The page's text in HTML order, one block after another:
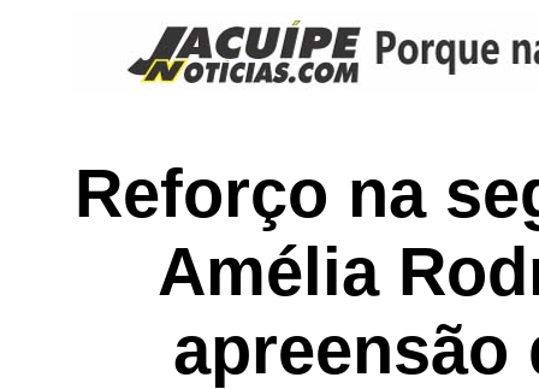
Reforço na
Amélia
apreensão